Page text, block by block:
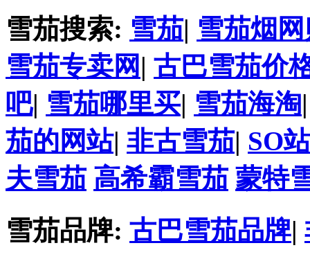
雪茄搜索: 雪茄| 雪茄烟
雪茄专卖网 | 古巴雪茄价
吧| 雪茄哪里买| 雪茄海淘
茄的网站| 非古雪茄| SO站
夫雪茄 高希霸雪茄 蒙特
雪茄品牌: 古巴雪茄品牌|